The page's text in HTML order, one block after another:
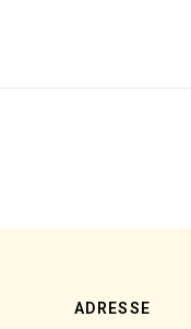
ADRESSE